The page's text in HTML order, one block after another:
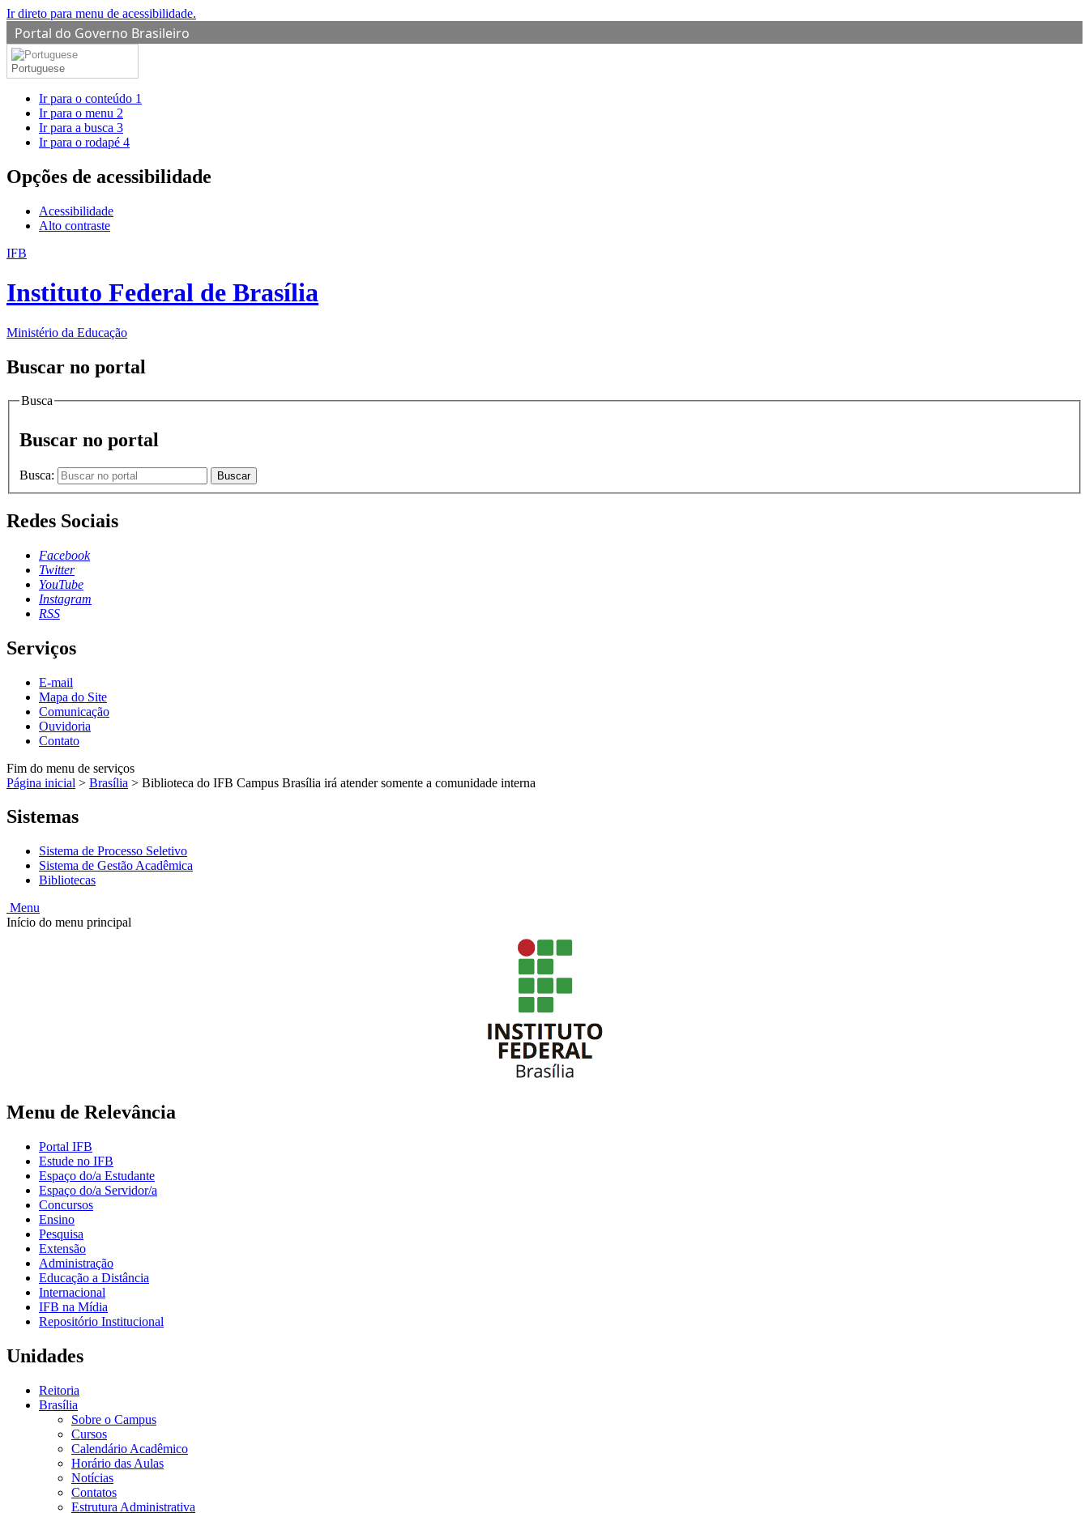
Ir direto para menu de acessibilidade.
Portal do Governo Brasileiro
Portuguese
Ir para o conteúdo 1
Ir para o menu 2
Ir para a busca 3
Ir para o rodapé 4
Opções de acessibilidade
Acessibilidade
Alto contraste
IFB
Instituto Federal de Brasília
Ministério da Educação
Buscar no portal
Busca
Buscar no portal
Busca: Buscar
Redes Sociais
Facebook
Twitter
YouTube
Instagram
RSS
Serviços
E-mail
Mapa do Site
Comunicação
Ouvidoria
Contato
Fim do menu de serviços
Página inicial > Brasília > Biblioteca do IFB Campus Brasília irá atender somente a comunidade interna
Sistemas
Sistema de Processo Seletivo
Sistema de Gestão Acadêmica
Bibliotecas
Menu
Início do menu principal
Menu de Relevância
Portal IFB
Estude no IFB
Espaço do/a Estudante
Espaço do/a Servidor/a
Concursos
Ensino
Pesquisa
Extensão
Administração
Educação a Distância
Internacional
IFB na Mídia
Repositório Institucional
Unidades
Reitoria
Brasília
Sobre o Campus
Cursos
Calendário Acadêmico
Horário das Aulas
Notícias
Contatos
Estrutura Administrativa